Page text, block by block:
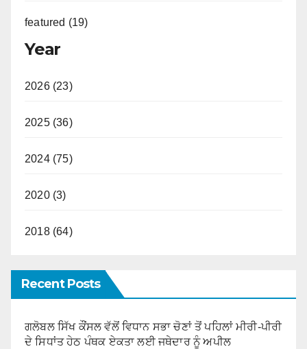
featured (19)
Year
2026 (23)
2025 (36)
2024 (75)
2020 (3)
2018 (64)
Recent Posts
ਗਲੋਬਲ ਸਿੱਖ ਕੌਂਸਲ ਵੱਲੋਂ ਵਿਧਾਨ ਸਭਾ ਚੋਣਾਂ ਤੋਂ ਪਹਿਲਾਂ ਮੀਰੀ-ਪੀਰੀ
ਦੇ ਸਿਧਾਂਤ ਹੇਠ ਪੰਥਕ ਏਕਤਾ ਲਈ ਜਥੇਦਾਰ ਨੂੰ ਅਪੀਲ